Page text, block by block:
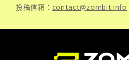
投稿信箱： contact@zombit.info